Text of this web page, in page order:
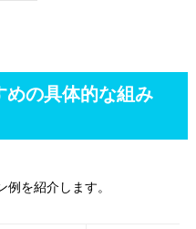
めの具体的な組み
を紹介します。